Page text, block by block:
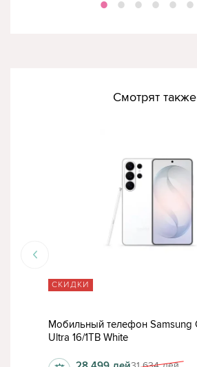
Смотрят также
СКИДКИ
Мобильный телефон Samsung
Ultra 16/1TB White